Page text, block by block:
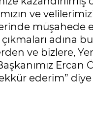
ve
müşahede
adına
ve bizlere,
Ercan
ederim”